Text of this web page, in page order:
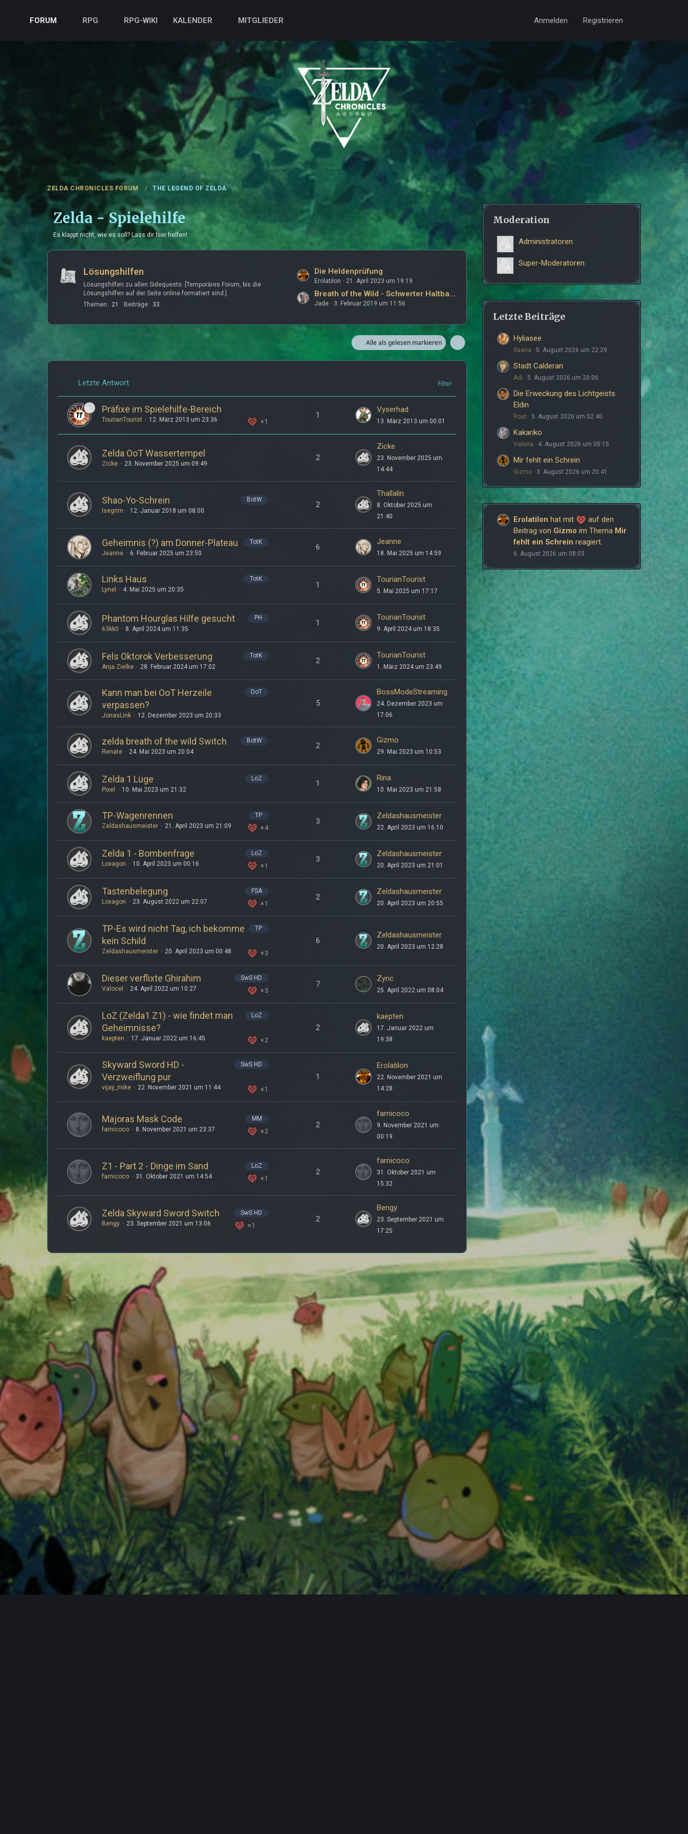
FORUM RPG RPG-WIKI KALENDER MITGLIEDER Anmelden Registrieren
ZELDA CHRONICLES FORUM THE LEGEND OF ZELDA
Zelda - Spielehilfe
Es klappt nicht, wie es soll? Lass dir hier helfen!
Lösungshilfen
Lösungshilfen zu allen Sidequests. [Temporäres Forum, bis die
Lösungshilfen auf der Seite online formatiert sind.]
Themen
21 Beiträge 33
L
e
t
z
e
i
ä
Die Heldenprüfung
Erolatilon 21. April 2023 um 19:19
Breath of the Wild - Schwerter Haltbarkeit Guide
Jade 3. Februar 2019 um 11:56
Alle als gelesen markieren
Letzte Antwort Filter
Präfixe im Spielehilfe-Bereich
1
TourianTourist 12. März 2013 um 23:36 1
Vyserhad
13. März 2013 um 00:01
Zelda OoT Wassertempel
Zicke 23. November 2025 um 09:49
2
Zicke
23. November 2025 um
14:44
BotW
Shao-Yo-Schrein
Isegrim 12. Januar 2018 um 08:00
2
Thallalin
8. Oktober 2025 um
21:40
TotK
Geheimnis (?) am Donner-Plateau
Jeanne 6. Februar 2025 um 23:50
6
Jeanne
18. Mai 2025 um 14:59
TotK
Links Haus
Lynel 4. Mai 2025 um 20:35 1
TourianTourist
5. Mai 2025 um 17:17
PH
Phantom Hourglas Hilfe gesucht
63kk0 8. April 2024 um 11:35
1
TourianTourist
9. April 2024 um 18:35
TotK
Fels Oktorok Verbesserung
Anja Zielke 28. Februar 2024 um 17:02
2
TourianTourist
1. März 2024 um 23:49
OoT
Kann man bei OoT Herzeile
verpassen?
JonasLink 12. Dezember 2023 um 20:33
5
BossModeStreaming
24. Dezember 2023 um
17:06
BotW
zelda breath of the wild Switch
Renate 24. Mai 2023 um 20:04
2
Gizmo
29. Mai 2023 um 10:53
LoZ
Zelda 1 Lüge
Pixel 10. Mai 2023 um 21:32
1
Rina
10. Mai 2023 um 21:58
TP
TP-Wagenrennen
4
Zeldashausmeister 21. April 2023 um 21:09 3
Zeldashausmeister
22. April 2023 um 16:10
LoZ
Zelda 1 - Bombenfrage
1
Loxagon 10. April 2023 um 00:16 3
Zeldashausmeister
20. April 2023 um 21:01
FSA
Tastenbelegung
1
Loxagon 23. August 2022 um 22:07 2
Zeldashausmeister
20. April 2023 um 20:55
TP
TP-Es wird nicht Tag, ich bekomme
kein Schild
3
Zeldashausmeister 20. April 2023 um 00:48
6
Zeldashausmeister
20. April 2023 um 12:28
SwS HD
Dieser verflixte Ghirahim
3
Valocel 24. April 2022 um 10:27 7
Zyric
25. April 2022 um 08:04
LoZ
LoZ (Zelda1 Z1) - wie findet man
Geheimnisse?
2
kaepten 17. Januar 2022 um 16:45
2
kaepten
17. Januar 2022 um
19:38
SwS HD
Skyward Sword HD -
Verzweiflung pur
1
vijay_mike 22. November 2021 um 11:44
1
Erolatilon
22. November 2021 um
14:28
MM
Majoras Mask Code
2
farnicoco 8. November 2021 um 23:37 2
farnicoco
9. November 2021 um
00:19
LoZ
Z1 - Part 2 - Dinge im Sand
1
farnicoco 31. Oktober 2021 um 14:54 2
farnicoco
31. Oktober 2021 um
15:32
SwS HD
Zelda Skyward Sword Switch
1
Bengy 23. September 2021 um 13:06 2
Bengy
23. September 2021 um
17:25
Moderation
Administratoren
Super-Moderatoren
Letzte Beiträge
Hyliasee
Saana 5. August 2026 um 22:29
Stadt Calderan
Adi 5. August 2026 um 20:06
Die Erweckung des Lichtgeists
Eldin
Rost 5. August 2026 um 02:40
Kakariko
Valeria 4. August 2026 um 05:15
Mir fehlt ein Schrein
Gizmo 3. August 2026 um 20:41
Erolatilon hat mit
auf den
Beitrag von Gizmo im Thema Mir
fehlt ein Schrein reagiert.
6. August 2026 um 08:03